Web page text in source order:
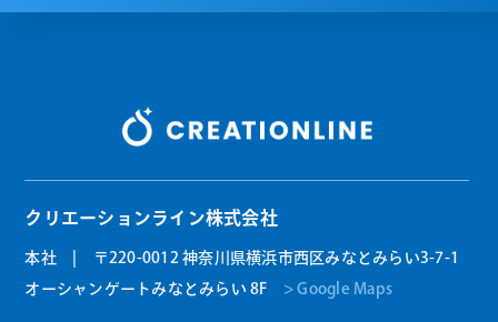
クリエーションライン株式会社
本社 | 〒220-0012 神奈川県横浜市西区みなとみらい3-7-1
オーシャンゲートみなとみらい 8F > Google Maps